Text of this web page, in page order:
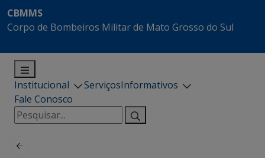
CBMMS
Corpo de Bombeiros Militar de Mato Grosso do Sul
Institucional ServiçosInformativos
Fale Conosco
Pesquisar
por: